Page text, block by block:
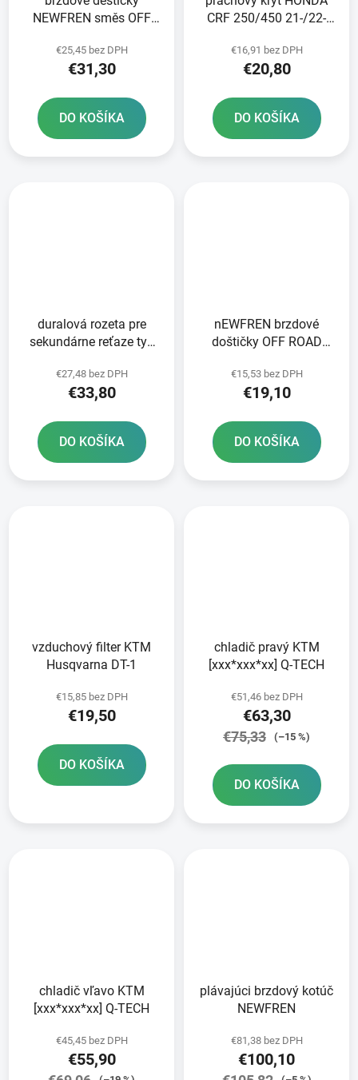
NEWFREN směs OFF
ks v balení
€25,45 bez DPH
€31,30
DO KOŠÍKA
CRF 250/450 21-/22-
€16,91 bez DPH
€20,80
DO KOŠÍKA
duralová rozeta pre
sekundárne reťaze typ
€27,48 bez DPH
€33,80
DO KOŠÍKA
nEWFREN brzdové
doštičky OFF ROAD
balení
€15,53 bez DPH
€19,10
DO KOŠÍKA
vzduchový filter KTM
Husqvarna DT-1
€15,85 bez DPH
€19,50
DO KOŠÍKA
chladič pravý KTM
[xxx*xxx*xx] Q-TECH
€51,46 bez DPH
€63,30
€75,33 (–15 %)
DO KOŠÍKA
chladič vľavo KTM
[xxx*xxx*xx] Q-TECH
€45,45 bez DPH
€55,90
plávajúci brzdový kotúč
NEWFREN
€81,38 bez DPH
€100,10